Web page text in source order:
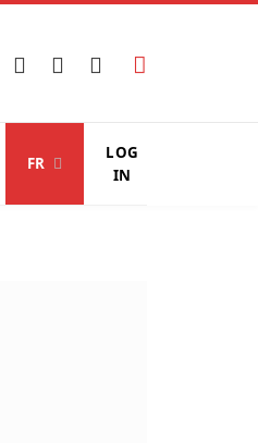
Instagram
YouTubeLinkedIn
FR
LOG
IN